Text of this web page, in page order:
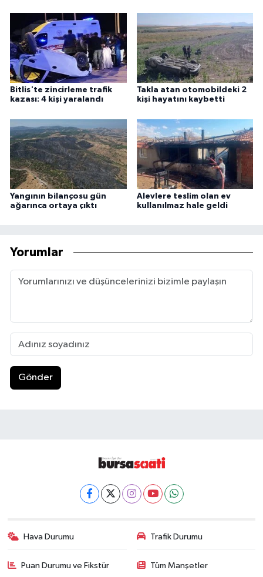
Bitlis'te zincirleme trafik
kazası: 4 kişi yaralandı
Takla atan otomobildeki 2
kişi hayatını kaybetti
Yangının bilançosu gün
ağarınca ortaya çıktı
Alevlere teslim olan ev
kullanılmaz hale geldi
Yorumlar
Gönder
Hava Durumu Trafik Durumu
Puan Durumu ve Fikstür Tüm Manşetler